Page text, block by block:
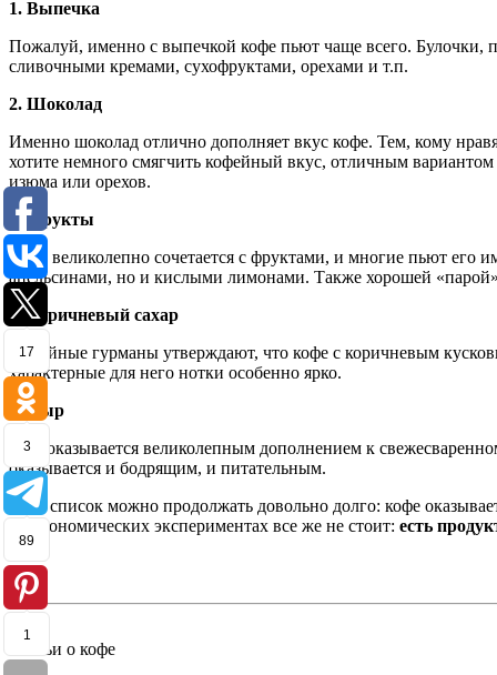
1. Выпечка
Пожалуй, именно с выпечкой кофе пьют чаще всего. Булочки,
сливочными кремами, сухофруктами, орехами и т.п.
2. Шоколад
Именно шоколад отлично дополняет вкус кофе. Тем, кому
хотите немного смягчить кофейный вкус, отличным
изюма или орехов.
3. Фрукты
Кофе великолепно сочетается с фруктами, и многие пьют
апельсинами, но и кислыми лимонами. Также хорошей
4. Коричневый сахар
Кофейные гурманы утверждают, что кофе с коричневым
характерные для него нотки особенно ярко.
5. Сыр
Сыр оказывается великолепным дополнением к
оказывается и бодрящим, и питательным.
Этот список можно продолжать довольно долго: кофе
гастрономических экспериментах все же не стоит: есть
т.п.
Статьи о кофе
17
3
89
1